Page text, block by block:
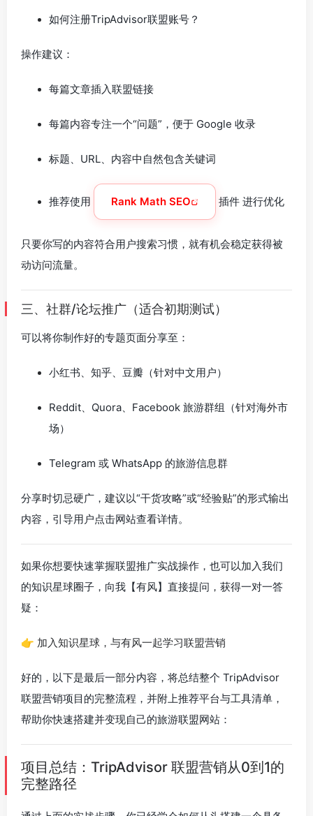
如何注册TripAdvisor联盟账号？
操作建议：
每篇文章插入联盟链接
每篇内容专注一个“问题”，便于 Google 收录
标题、URL、内容中自然包含关键词
推荐使用 Rank Math SEO 插件 进行优化
只要你写的内容符合用户搜索习惯，就有机会稳定获得被
动访问流量。
三、社群/论坛推广（适合初期测试）
可以将你制作好的专题页面分享至：
小红书、知乎、豆瓣（针对中文用户）
Reddit、Quora、Facebook 旅游群组（针对海外市
场）
Telegram 或 WhatsApp 的旅游信息群
分享时切忌硬广，建议以“干货攻略”或“经验贴”的形式输出
内容，引导用户点击网站查看详情。
如果你想要快速掌握联盟推广实战操作，也可以加入我们
的知识星球圈子，向我【有风】直接提问，获得一对一答
疑：
👉 加入知识星球，与有风一起学习联盟营销
好的，以下是最后一部分内容，将总结整个 TripAdvisor
联盟营销项目的完整流程，并附上推荐平台与工具清单，
帮助你快速搭建并变现自己的旅游联盟网站：
项目总结：TripAdvisor 联盟营销从0到1的
完整路径